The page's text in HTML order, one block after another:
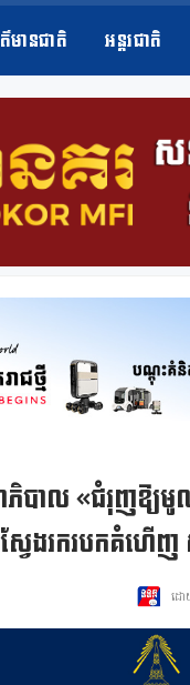
មានជាតិ អន្តរជាតិ
ាភិបាល «ជំរុញឱ្យមូ
ស្វែងរករបកគំហើញ
ដ